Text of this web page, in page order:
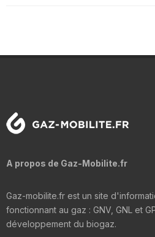
A propos de Gaz-Mobilite.fr
Gaz-mobilite.fr est un site
fonctionnant au gaz : GNV, GNL et
développement du biogaz.